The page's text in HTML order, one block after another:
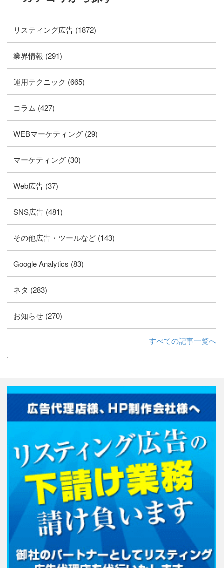
リスティング広告 (1872)
業界情報 (291)
運用テクニック (665)
コラム (427)
WEBマーケティング (29)
マーケティング (30)
Web広告 (37)
SNS広告 (481)
その他広告・ツールなど (143)
Google Analytics (83)
ネタ (283)
お知らせ (270)
すべての記事一覧へ